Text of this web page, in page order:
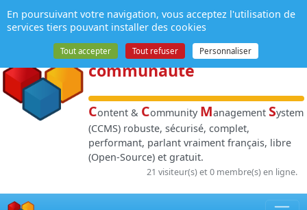
NPDS:Gestion de
contenuet de
communauté
Content & Community Management System
(CCMS) robuste, sécurisé, complet,
performant, parlant vraiment français, libre
(Open-Source) et gratuit.
21 visiteur(s) et 0 membre(s) en ligne.
Panneau de gestion des cookies
En poursuivant votre navigation, vous acceptez l'utilisation de
services tiers pouvant installer des cookies
Tout accepter Tout refuser Personnaliser